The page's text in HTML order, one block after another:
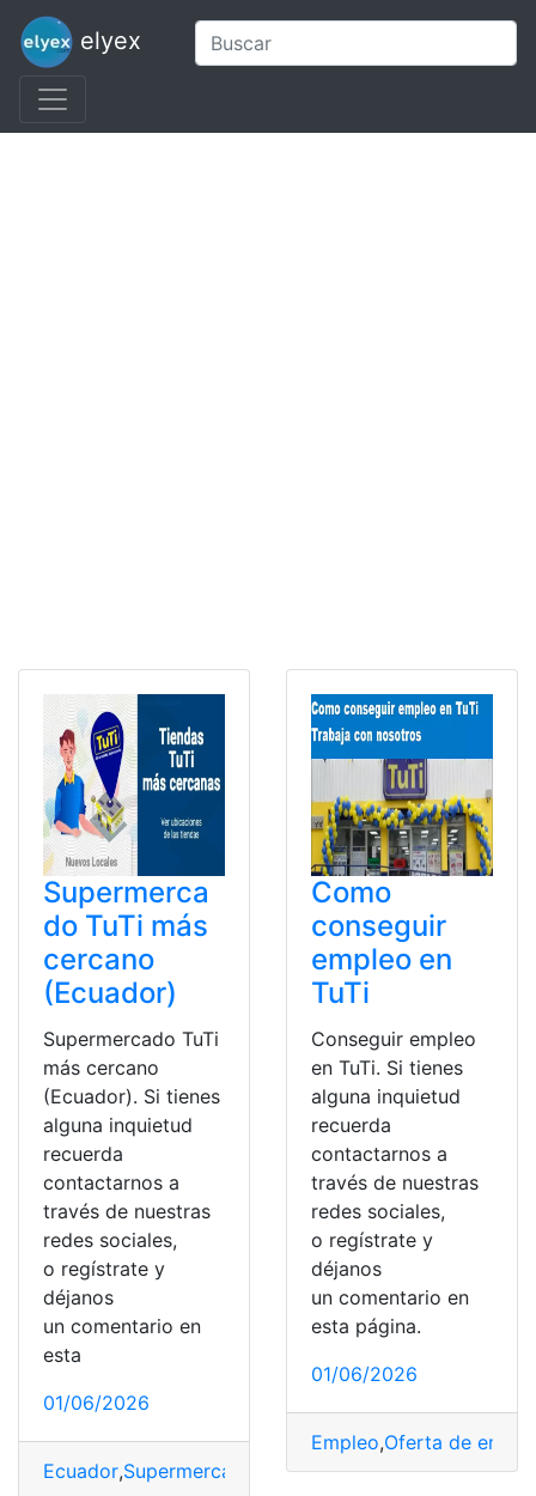
elyex
Supermerca
do TuTi más
cercano
(Ecuador)
Supermercado TuTi
más cercano
(Ecuador). Si tienes
alguna inquietud
recuerda
contactarnos a
través de nuestras
redes sociales,
o regístrate y
déjanos
un comentario en
esta
01/06/2026
Ecuador,Supermercado Tiendas,TuTi,Ubicación
Como
conseguir
empleo en
TuTi
Conseguir empleo
en TuTi. Si tienes
alguna inquietud
recuerda
contactarnos a
través de nuestras
redes sociales,
o regístrate y
déjanos
un comentario en
esta página.
01/06/2026
Empleo,Oferta de